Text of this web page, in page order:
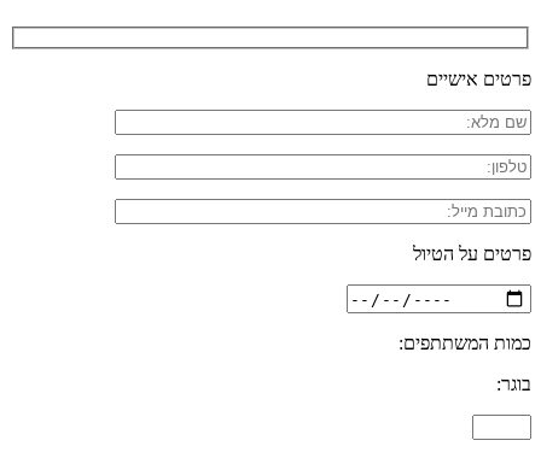
פרטים אישיים
פרטים על הטיול
כמות המשתתפים:
בוגר: